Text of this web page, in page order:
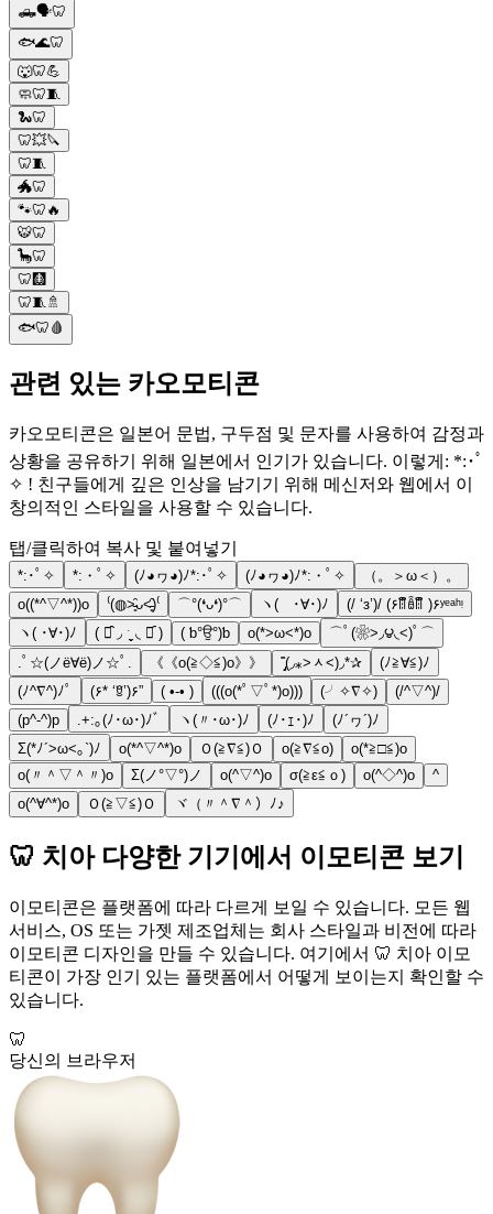
🛻🗣️🦷
🐟🌊🦷
🐺🦷💪
🧼🦷🧵
🐍🦷
🦷💥🔪
🦷🧵
🐲🦷
🐾🦷🔥
🐯🦷
🦕🦷
🦷🩻
🦷🧵🚿
🐟🦷🩸
관련 있는 카오모티콘
카오모티콘은 일본어 문법, 구두점 및 문자를 사용하여 감정과
상황을 공유하기 위해 일본에서 인기가 있습니다. 이렇게: *:･ﾟ
✧ ! 친구들에게 깊은 인상을 남기기 위해 메신저와 웹에서 이
창의적인 스타일을 사용할 수 있습니다.
탭/클릭하여 복사 및 붙여넣기
*:･ﾟ✧ *:・ﾟ✧ (ﾉ◕ヮ◕)ﾉ*:･ﾟ✧ (ﾉ◕ヮ◕)ﾉ*:・ﾟ✧
（。＞ω＜）。
o((*^▽^*))o
⁽(◍˃̵͈̑ᴗ˂̵͈̑)⁽ ⌒°(❛ᴗ❛)°⌒ ヽ( ･∀･)ﾉ
(/ ‘з’)/ (۶ꈨຶꎁꈨຶ )۶ʸᵉᵃʰᵎ
ヽ( ･∀･)ﾉ
( ꂧ᷆ ◞ ˑ̼̬ ◟ ꂧ᷇ ) ( ƅ°ਉ°)ƅ o(*>ω<*)o
⌒ﾟ(❀>◞౪◟<)ﾟ⌒
.ﾟ☆(ノё∀ё)ノ☆ﾟ.
《《o(≧◇≦)o》》 ˭̡̞(◞⁎˃ᆺ˂)◞*✰
(ﾉ≧∀≦)ﾉ
(ﾉ^∇^)ﾉﾟ
(۶* ‘ꆚ’)۶” ( •-• ) (((o(*ﾟ▽ﾟ*)o))) (╯✧∇✧)
(/^▽^)/
(p^-^)p
.+:｡(ﾉ･ω･)ﾉﾞ ヽ(〃･ω･)ﾉ (ﾉ･ｪ･)ﾉ
(ﾉ´ヮ´)ﾉ
Σ(*ﾉ´>ω<｡`)ﾉ
o(*^▽^*)o Ｏ(≧∇≦)Ｏ o(≧∇≦o)
o(*≧□≦)o
o(〃＾▽＾〃)o
Σ(ノ°▽°)ノ o(^▽^)o σ(≧ε≦ｏ) o(^◇^)o
^
o(^∀^*)o
Ｏ(≧▽≦)Ｏ ヾ（〃＾∇＾）ﾉ♪
🦷 치아 다양한 기기에서 이모티콘 보기
이모티콘은 플랫폼에 따라 다르게 보일 수 있습니다. 모든 웹
서비스, OS 또는 가젯 제조업체는 회사 스타일과 비전에 따라
이모티콘 디자인을 만들 수 있습니다. 여기에서 🦷 치아 이모
티콘이 가장 인기 있는 플랫폼에서 어떻게 보이는지 확인할 수
있습니다.
🦷
당신의 브라우저